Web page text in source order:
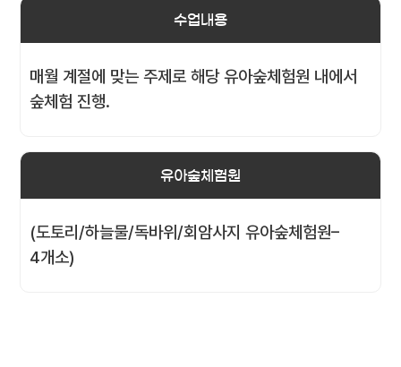
수업내용
매월 계절에 맞는 주제로 해당 유아숲체험원 내에서
숲체험 진행.
유아숲체험원
(도토리/하늘물/독바위/회암사지 유아숲체험원–
4개소)